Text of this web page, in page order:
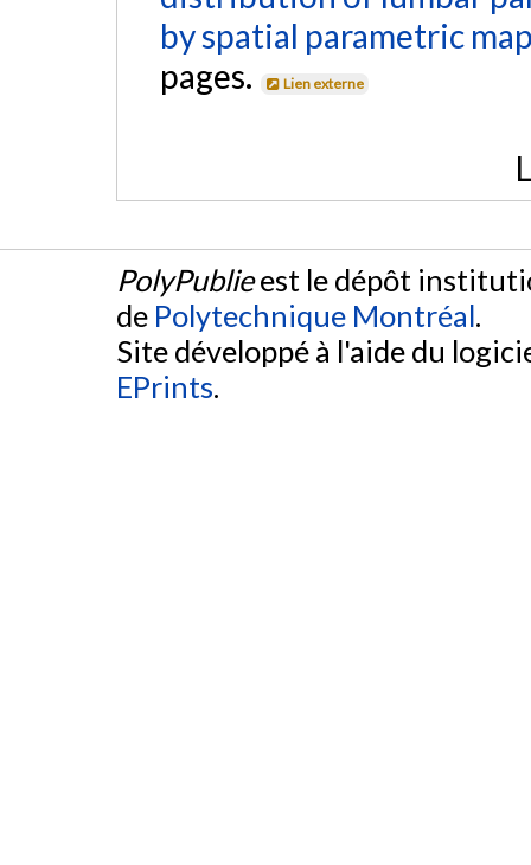
by spatial parametric
pages.
Lien externe
PolyPublieest le dépôt
de Polytechnique Montréal.
Site développé à l'aide du
EPrints.